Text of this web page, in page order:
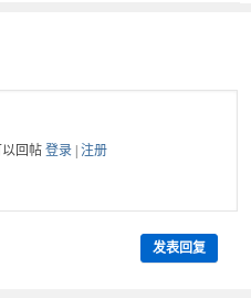
以回帖登录 |注册
发表回复